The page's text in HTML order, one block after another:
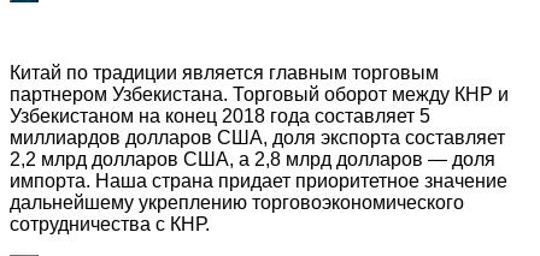
Китай по традиции является главным торговым
партнером Узбекистана. Торговый оборот между КНР и
Узбекистаном на конец 2018 года составляет 5
миллиардов долларов США, доля экспорта составляет
2,2 млрд долларов США, а 2,8 млрд долларов — доля
импорта. Наша страна придает приоритетное значение
дальнейшему укреплению торговоэкономического
сотрудничества с КНР.